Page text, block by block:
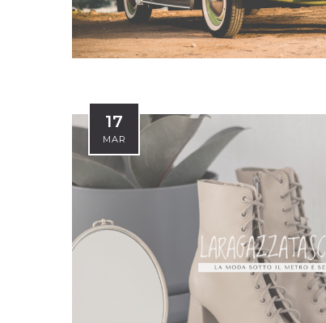
17
MAR